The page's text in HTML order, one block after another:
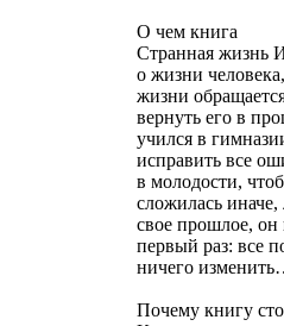
О чем книга
Странная жизнь
о жизни
жизни
вернуть его в
учился в
исправить все
в молодости,
сложилась
свое прошлое, он
первый раз: все
ничего
Почему книгу